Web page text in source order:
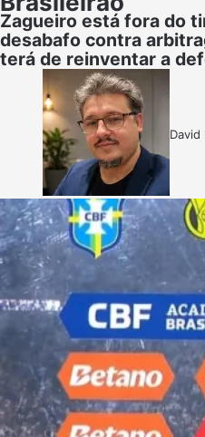
Zagueiro está fora do
desabafo contra
terá de reinventar a
David